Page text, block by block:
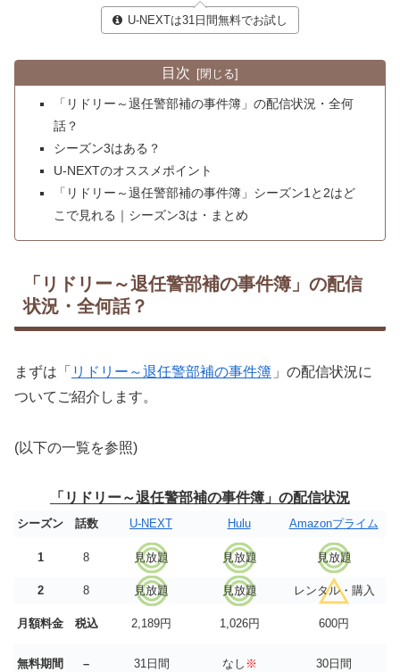
U-NEXTは31日間無料でお試し
目次
「リドリー～退任警部補の事件簿」の配信状況・全何
話？
シーズン3はある？
U-NEXTのオススメポイント
「リドリー～退任警部補の事件簿」シーズン1と2はど
こで見れる｜シーズン3は・まとめ
「リドリー～退任警部補の事件簿」の配信
状況・全何話？
まずは「 リドリー～退任警部補の事件簿 」の配信状況に
ついてご紹介します。
(以下の一覧を参照)
「リドリー～退任警部補の事件簿」の配信状況
シーズン 話数 U-NEXT Hulu Amazonプライム
1 8 見放題 見放題 見放題
2 8 見放題 見放題 レンタル・購入
月額料金 税込 2,189円 1,026円 600円
無料期間 – 31日間 なし ※ 30日間